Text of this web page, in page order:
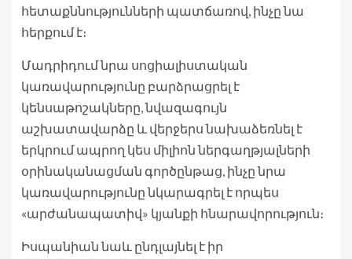
հետաքննությունների պատճառով, ինչը նա
հերքում է։
Մադրիդում նրա սոցիալիստական ​​​​
կառավարությունը բարձրացրել է
կենսաթոշակները, նվազագույն
աշխատավարձը և վերջերս նախաձեռնել է
երկրում ապրող կես միլիոն ներգաղթյալների
օրինականացման գործընթաց, ինչը նրա
կառավարությունը նկարագրել է որպես
«արժանապատիվ» կյանքի հնարավորություն։
Իսպանիան նաև ընդլայնել է իր